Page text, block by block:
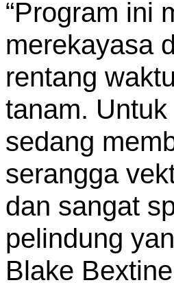
“Program ini
merekayasa
rentang
tanam.
sedang
serangga
dan sangat
pelindung
Blake